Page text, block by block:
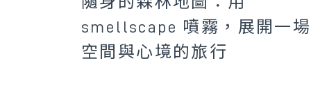
smellscape 噴霧，展開一場
空間與心境的旅行